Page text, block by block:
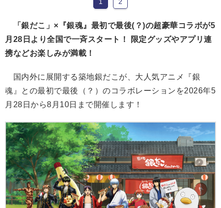
1 2
「銀だこ」×『銀魂』最初で最後(？)の超豪華コラボが5
月28日より全国で一斉スタート！ 限定グッズやアプリ連
携などお楽しみが満載！
国内外に展開する築地銀だこが、大人気アニメ『銀
魂』との最初で最後（？）のコラボレーションを2026年5
月28日から8月10日まで開催します！